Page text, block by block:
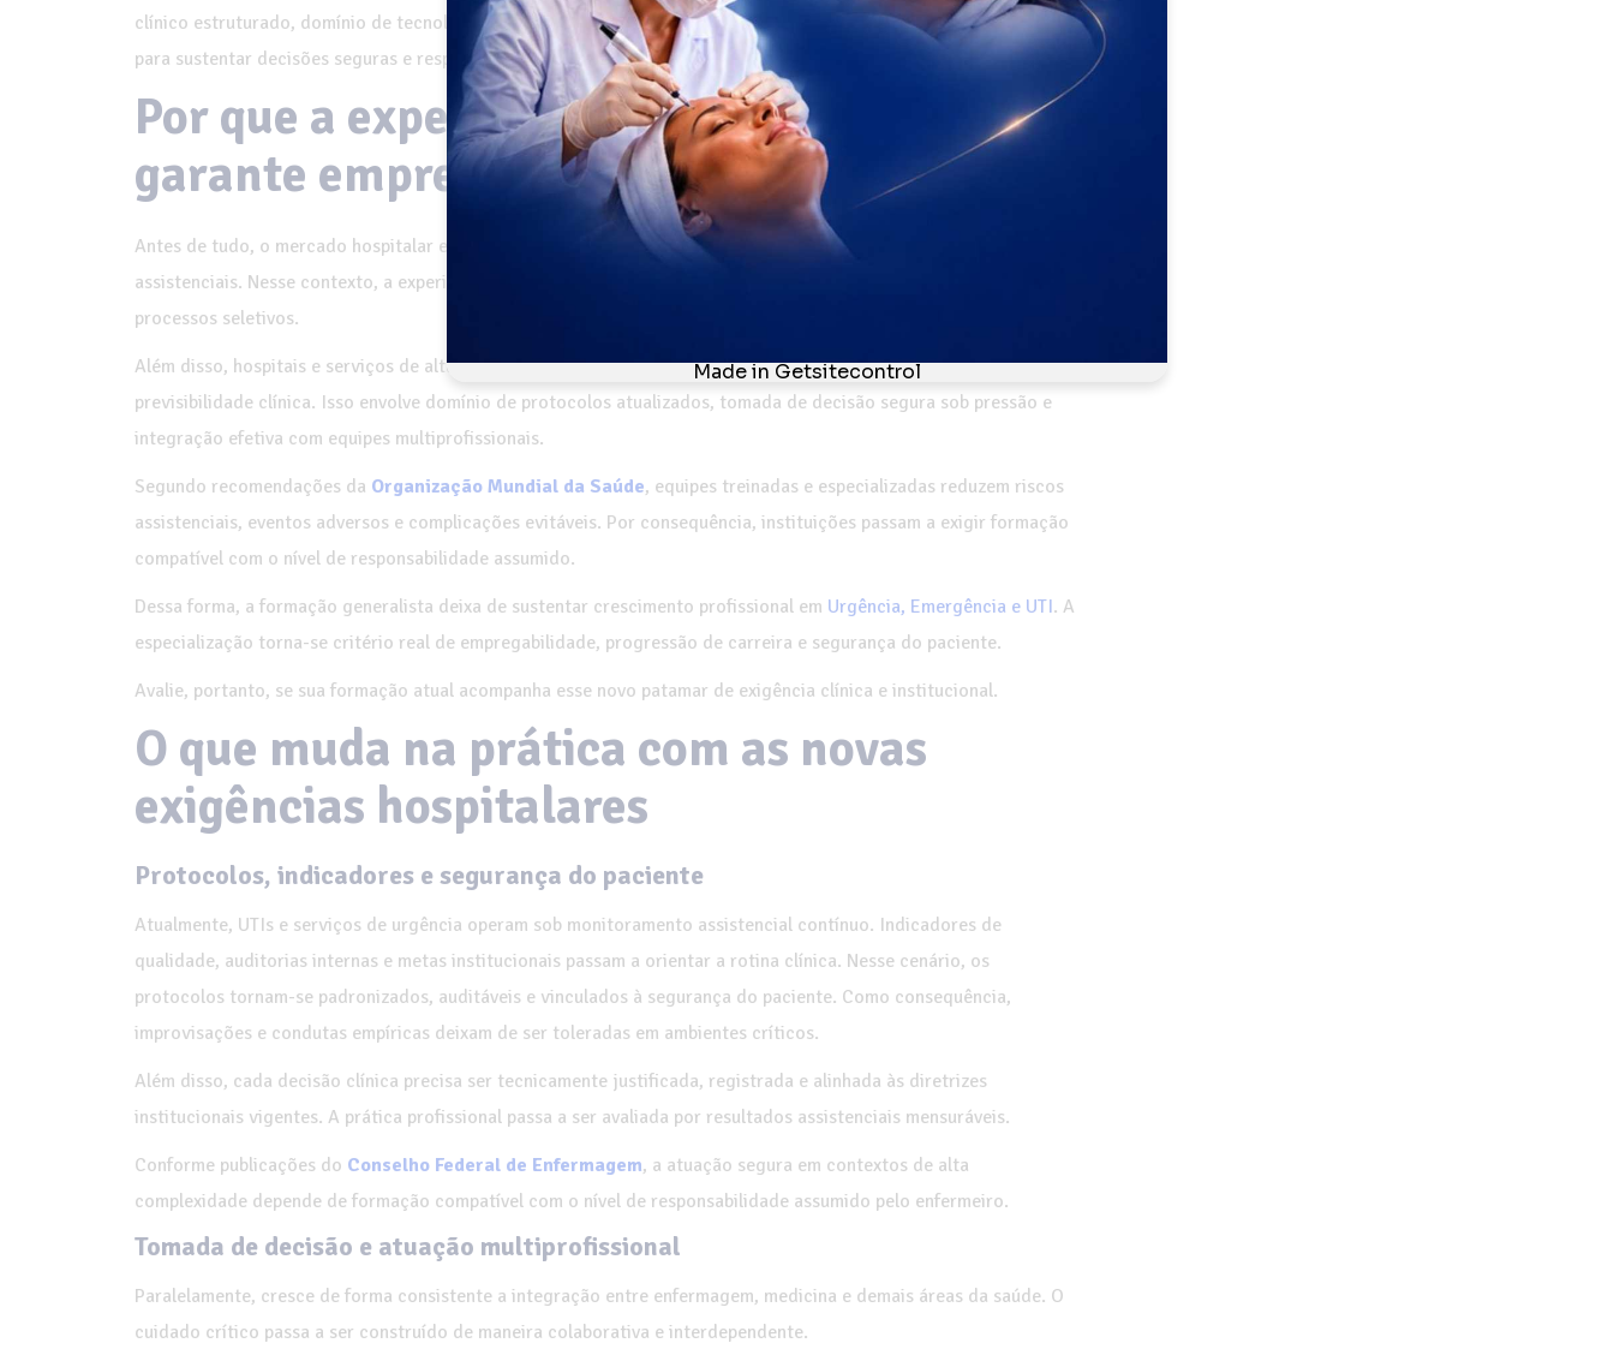
clínico estruturado, domínio de tecnologias assistenciais, leitura rápida de cenários críticos e atualização contínua
para sustentar decisões seguras e responsáveis.
Por que a experiência isolada já não
garante empregabilidade
Antes de tudo, o mercado hospitalar em 2026 torna-se mais técnico, regulado e orientado por indicadores
assistenciais. Nesse contexto, a experiência prática isolada, sem respaldo acadêmico estruturado, perde peso nos
processos seletivos.
Além disso, hospitais e serviços de alta complexidade passam a priorizar profissionais capazes de atuar com
previsibilidade clínica. Isso envolve domínio de protocolos atualizados, tomada de decisão segura sob pressão e
integração efetiva com equipes multiprofissionais.
Segundo recomendações da Organização Mundial da Saúde, equipes treinadas e especializadas reduzem riscos
assistenciais, eventos adversos e complicações evitáveis. Por consequência, instituições passam a exigir formação
compatível com o nível de responsabilidade assumido.
Dessa forma, a formação generalista deixa de sustentar crescimento profissional em Urgência, Emergência e UTI. A
especialização torna-se critério real de empregabilidade, progressão de carreira e segurança do paciente.
Avalie, portanto, se sua formação atual acompanha esse novo patamar de exigência clínica e institucional.
O que muda na prática com as novas
exigências hospitalares
Protocolos, indicadores e segurança do paciente
Atualmente, UTIs e serviços de urgência operam sob monitoramento assistencial contínuo. Indicadores de
qualidade, auditorias internas e metas institucionais passam a orientar a rotina clínica. Nesse cenário, os
protocolos tornam-se padronizados, auditáveis e vinculados à segurança do paciente. Como consequência,
improvisações e condutas empíricas deixam de ser toleradas em ambientes críticos.
Além disso, cada decisão clínica precisa ser tecnicamente justificada, registrada e alinhada às diretrizes
institucionais vigentes. A prática profissional passa a ser avaliada por resultados assistenciais mensuráveis.
Conforme publicações do Conselho Federal de Enfermagem, a atuação segura em contextos de alta
complexidade depende de formação compatível com o nível de responsabilidade assumido pelo enfermeiro.
Tomada de decisão e atuação multiprofissional
Paralelamente, cresce de forma consistente a integração entre enfermagem, medicina e demais áreas da saúde. O
cuidado crítico passa a ser construído de maneira colaborativa e interdependente.